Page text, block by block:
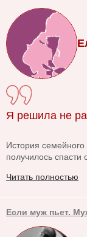
Я решила не
История семейного
получилось спасти
Читать полностью
Если муж пьет.